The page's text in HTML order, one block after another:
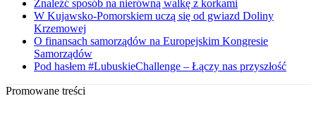
Znaleźć sposób na nierówną walkę z korkami
W Kujawsko-Pomorskiem uczą się od gwiazd Doliny
Krzemowej
O finansach samorządów na Europejskim Kongresie
Samorządów
Pod hasłem #LubuskieChallenge – Łączy nas przyszłość
Promowane treści